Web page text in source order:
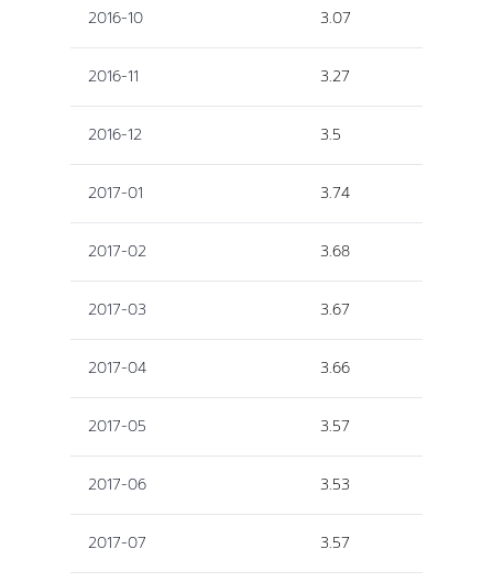
2016-10 3.07
2016-11 3.27
2016-12 3.5
2017-01 3.74
2017-02 3.68
2017-03 3.67
2017-04 3.66
2017-05 3.57
2017-06 3.53
2017-07 3.57